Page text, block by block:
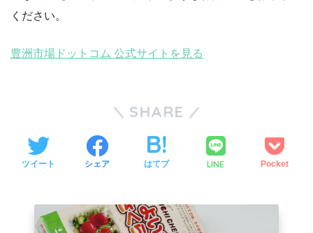
ください。
豊洲市場ドットコム 公式サイトを見る
SHARE
ツイート シェア はてブ LINE Pocket